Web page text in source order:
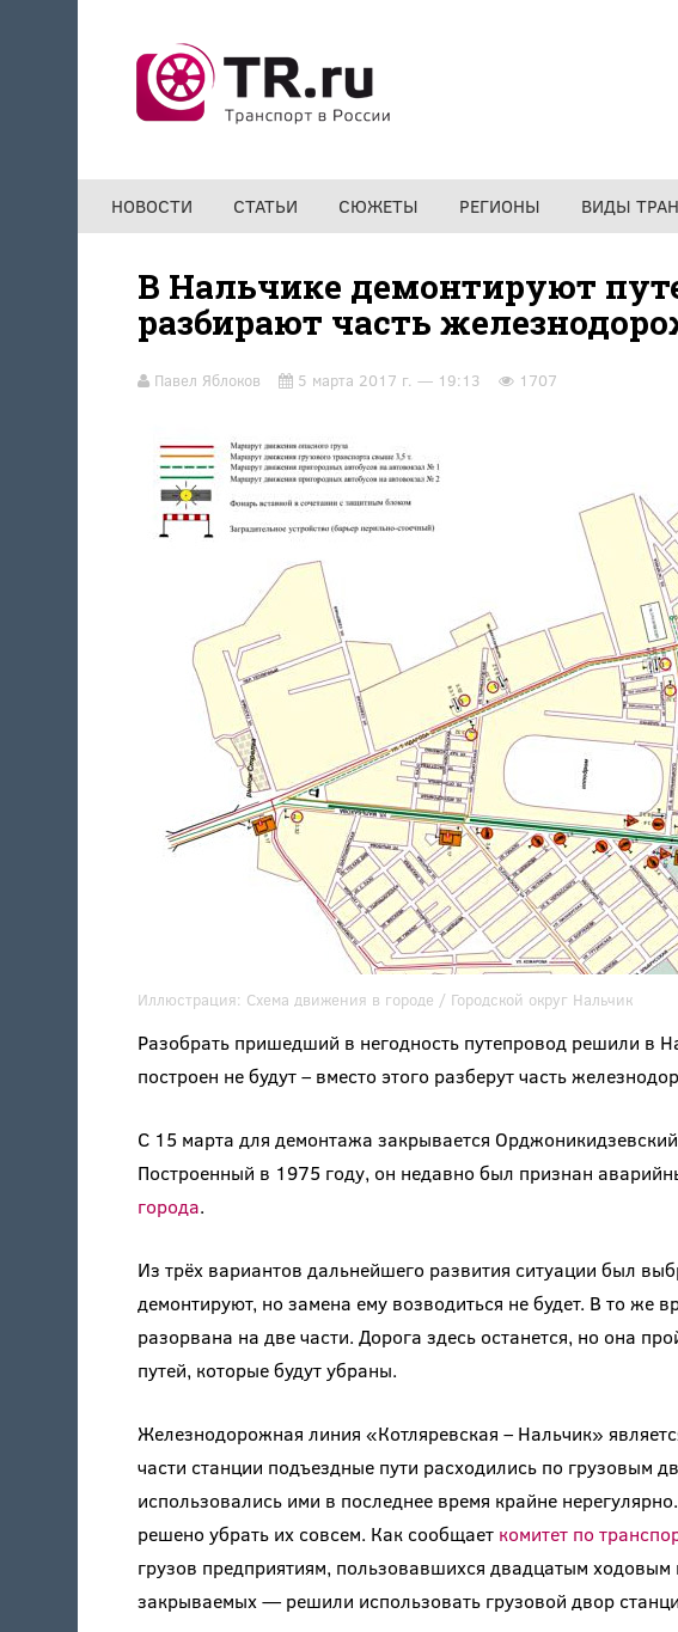
НОВОСТИ СТАТЬИ СЮЖЕТЫ РЕГИОНЫ ВИДЫ
В Нальчике демонтируют
разбирают часть
Павел Яблоков 5 марта 2017 г. — 19:13 1707
Иллюстрация: Схема движения в городе / Городской округ Нальчик
Разобрать пришедший в негодность путепровод решили в
построен не будут – вместо этого разберут часть
С 15 марта для демонтажа закрывается
Построенный в 1975 году, он недавно был признан
города.
Из трёх вариантов дальнейшего развития ситуации был
демонтируют, но замена ему возводиться не будет. В то же
разорвана на две части. Дорога здесь останется, но она
путей, которые будут убраны.
Железнодорожная линия «Котляревская – Нальчик»
части станции подъездные пути расходились по грузовым
использовались ими в последнее время крайне
решено убрать их совсем. Как сообщает комитет по
грузов предприятиям, пользовавшихся двадцатым
закрываемых — решили использовать грузовой двор